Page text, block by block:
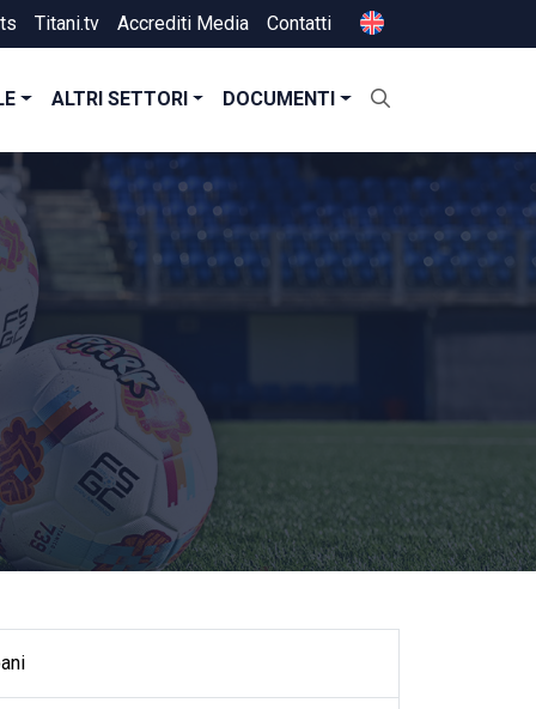
Titani.tv Accrediti Media Contatti
ALTRI SETTORI DOCUMENTI